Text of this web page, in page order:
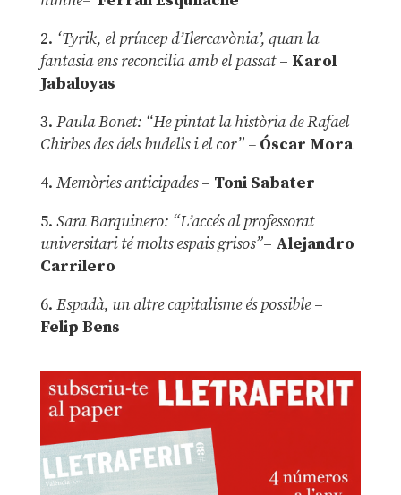
2. ‘Tyrik, el príncep d’Ilercavònia’, quan la
fantasia ens reconcilia amb el passat– Karol
Jabaloyas
3. Paula Bonet: “He pintat la història de Rafael
Chirbes des dels budells i el cor” –Óscar Mora
4. Memòries anticipades– Toni Sabater
5. Sara Barquinero: “L’accés al professorat
universitari té molts espais grisos”– Alejandro
Carrilero
6. Espadà, un altre capitalisme és possible –
Felip Bens